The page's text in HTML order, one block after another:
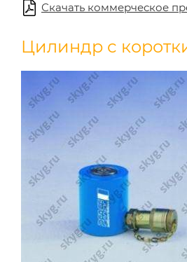
Скачать коммерческое
Цилиндр с